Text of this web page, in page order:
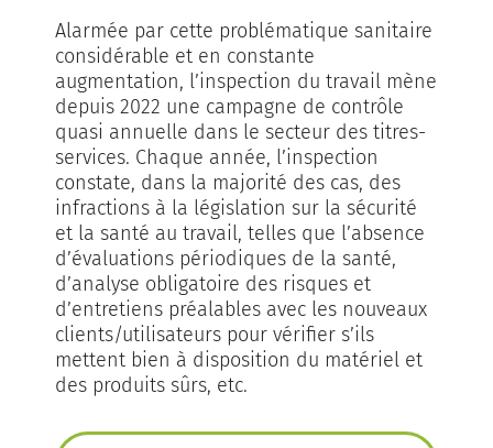
Alarmée par cette problématique sanitaire
considérable et en constante
augmentation, l’inspection du travail mène
depuis 2022 une campagne de contrôle
quasi annuelle dans le secteur des titres-
services. Chaque année, l’inspection
constate, dans la majorité des cas, des
infractions à la législation sur la sécurité
et la santé au travail, telles que l’absence
d’évaluations périodiques de la santé,
d’analyse obligatoire des risques et
d’entretiens préalables avec les nouveaux
clients/utilisateurs pour vérifier s’ils
mettent bien à disposition du matériel et
des produits sûrs, etc.